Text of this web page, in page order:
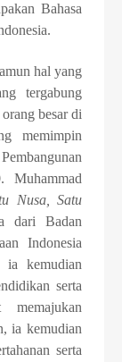
Bahasa
hal yang
tergabung
besar di
memimpin
Muhammad
Nusa, Satu
dari Badan
Indonesia
ia kemudian
serta
ia kemudian
serta